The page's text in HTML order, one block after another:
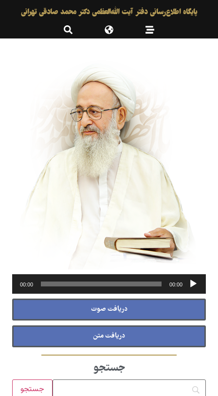
پایگاه اطلاع‌رسانی دفتر آیت الله‌العظمی دکتر محمد صادقی تهرانی
پخش‌کننده
صوت
00:00
00:00
دریافت صوت
دریافت متن
جستجو